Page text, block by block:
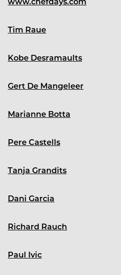
Tim Raue
Kobe Desramaults
Gert De Mangeleer
Marianne Botta
Pere Castells
Tanja Grandits
Dani Garcia
Richard Rauch
Paul Ivic